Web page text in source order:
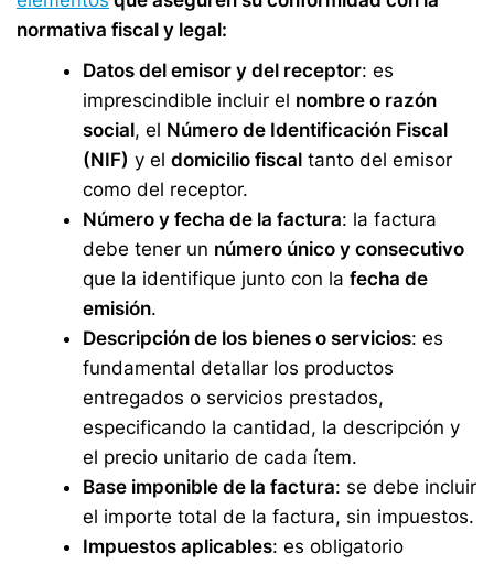
normativa fiscal y legal:
Datos del emisor y del receptor: es
imprescindible incluir el nombre o razón
social, el Número de Identificación Fiscal
(NIF) y el domicilio fiscal tanto del emisor
como del receptor.
Número y fecha de la factura: la factura
debe tener un número único y consecutivo
que la identifique junto con la fecha de
emisión.
Descripción de los bienes o servicios: es
fundamental detallar los productos
entregados o servicios prestados,
especificando la cantidad, la descripción y
el precio unitario de cada ítem.
Base imponible de la factura: se debe incluir
el importe total de la factura, sin impuestos.
Impuestos aplicables: es obligatorio